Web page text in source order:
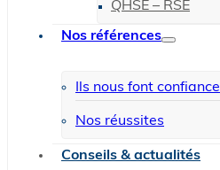
QHSE – RSE
Nos références
Ils nous font confiance
Nos réussites
Conseils & actualités